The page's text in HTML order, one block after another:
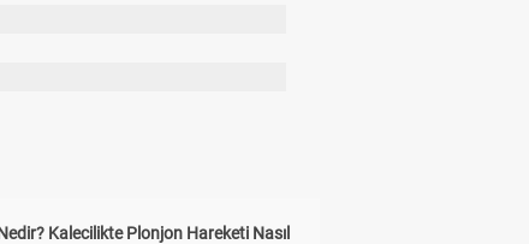
Kalecilikte Plonjon Hareketi Nasıl